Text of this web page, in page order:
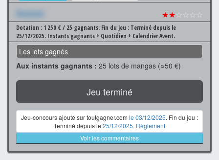
Xxxxxxx ★★☆☆☆☆
Dotation : 1 250 € / 25 gagnants. Fin du jeu : Terminé depuis le
25/12/2025. Instants gagnants + Quotidien + Calendrier Avent.
Les lots gagnés
Aux instants gagnants : 25 lots de mangas (≈50 €)
Jeu terminé
Jeu-concours ajouté sur toutgagner.com le 03/12/2025. Fin du jeu :
Terminé depuis le 25/12/2025. Règlement
Voir les commentaires